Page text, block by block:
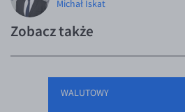
EUR/NZD
EUR/TRY
Michał Iskat
Zobacz także
WALUTOWY